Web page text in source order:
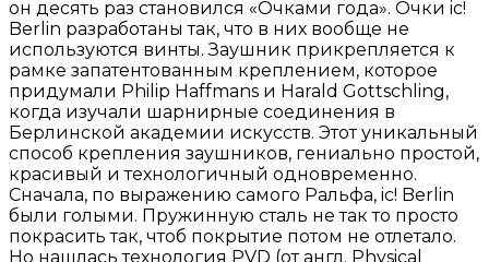
он десять раз становился «Очками года». Очки ic!
Berlin разработаны так, что в них вообще не
используются винты. Заушник прикрепляется к
рамке запатентованным креплением, которое
придумали Philip Haffmans и Harald Gottschling,
когда изучали шарнирные соединения в
Берлинской академии искусств. Этот уникальный
способ крепления заушников, гениально простой,
красивый и технологичный одновременно.
Сначала, по выражению самого Ральфа, ic! Berlin
были голыми. Пружинную сталь не так то просто
покрасить так, чтоб покрытие потом не отлетало.
Но нашлась технология PVD (от англ. Physical